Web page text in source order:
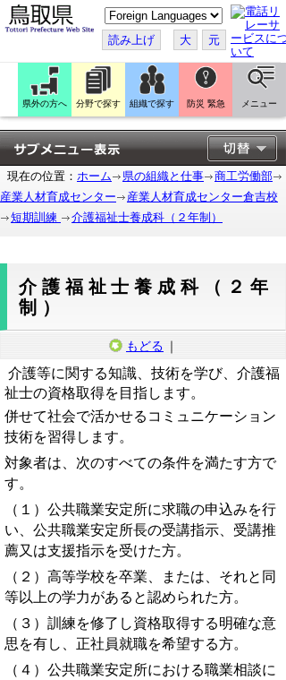
こ
の
ペ
ー
ジ
翻
訳
す
る
読み上げ 大 元
県外の方へ 分野で探す 組織で探す 防災 緊急 メニュー
現在の位置： ホーム 県の組織と仕事
商工労働部
産業人材育成センター
産業人材育成センター倉吉校
短期訓練
介護福祉士養成科（２年制）
介護福祉士養成科（２年
制）
もどる ｜
介護等に関する知識、技術を学び、介護福
祉士の資格取得を目指します。
併せて社会で活かせるコミュニケーション
技術を習得します。
対象者は、次のすべての条件を満たす方で
す。
（１）公共職業安定所に求職の申込みを行
い、公共職業安定所長の受講指示、受講推
薦又は支援指示を受けた方。
（２）高等学校を卒業、または、それと同
等以上の学力があると認められた方。
（３）訓練を修了し資格取得する明確な意
思を有し、正社員就職を希望する方。
（４）公共職業安定所における職業相談に